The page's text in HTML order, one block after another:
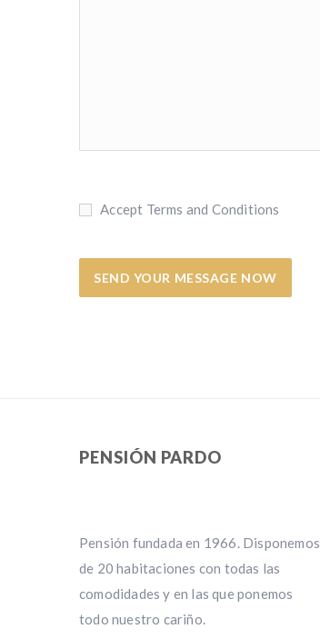
Accept Terms and Conditions
PENSIÓN PARDO
Pensión fundada en 1966. Disponemos
de 20 habitaciones con todas las
comodidades y en las que ponemos
todo nuestro cariño.